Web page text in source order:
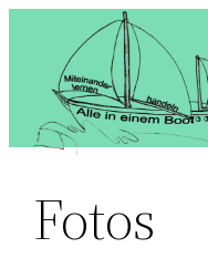
springen
Fotos